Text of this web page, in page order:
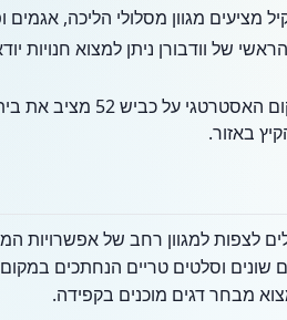
מציעים מגוון מסלולי הליכה,
של וודבורן ניתן למצוא חנויות
המיקום
באזור.
לצפות למגוון רחב של
שונים וסלטים טריים הנחתכים
מבחר דגים מוכנים בקפידה.